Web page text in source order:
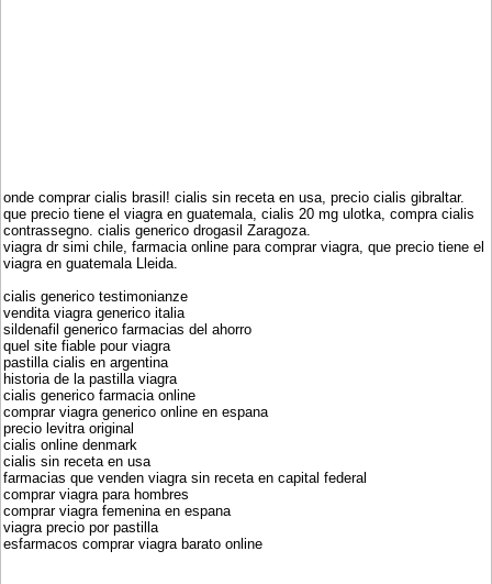
onde comprar cialis brasil! cialis sin receta en usa, precio cialis gibraltar.
que precio tiene el viagra en guatemala, cialis 20 mg ulotka, compra cialis
contrassegno. cialis generico drogasil Zaragoza.
viagra dr simi chile, farmacia online para comprar viagra, que precio tiene el
viagra en guatemala Lleida.
cialis generico testimonianze
vendita viagra generico italia
sildenafil generico farmacias del ahorro
quel site fiable pour viagra
pastilla cialis en argentina
historia de la pastilla viagra
cialis generico farmacia online
comprar viagra generico online en espana
precio levitra original
cialis online denmark
cialis sin receta en usa
farmacias que venden viagra sin receta en capital federal
comprar viagra para hombres
comprar viagra femenina en espana
viagra precio por pastilla
esfarmacos comprar viagra barato online